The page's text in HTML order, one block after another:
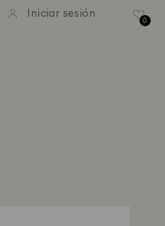
Iniciar sesión
0